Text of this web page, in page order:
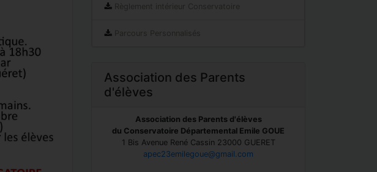
Règlement intérieur Conservatoire
Parcours Personnalisés
Association des Parents
d'élèves
Association des Parents d'élèves
du Conservatoire Départemental Emile GOUE
1 Bis Avenue René Cassin 23000 GUERET
apec23emilegoue@gmail.com